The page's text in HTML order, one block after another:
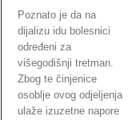
Poznato je da na
dijalizu idu bolesnici
određeni za
višegodišnji tretman.
Zbog te činjenice
osoblje ovog odjeljenja
ulaže izuzetne napore